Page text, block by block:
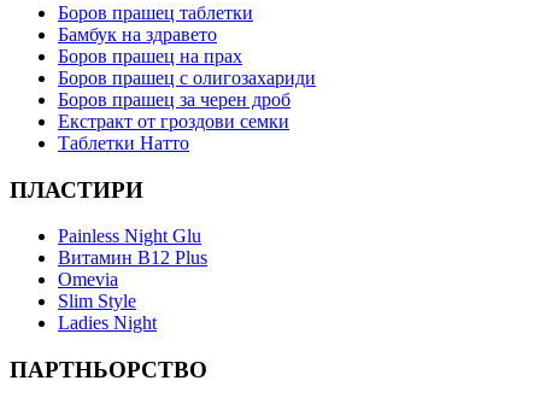
Боров прашец таблетки
Бамбук на здравето
Боров прашец на прах
Боров прашец с олигозахариди
Боров прашец за черен дроб
Екстракт от гроздови семки
Таблетки Натто
ПЛАСТИРИ
Painless Night Glu
Витамин B12 Plus
Оmevia
Slim Style
Ladies Night
ПАРТНЬОРСТВО